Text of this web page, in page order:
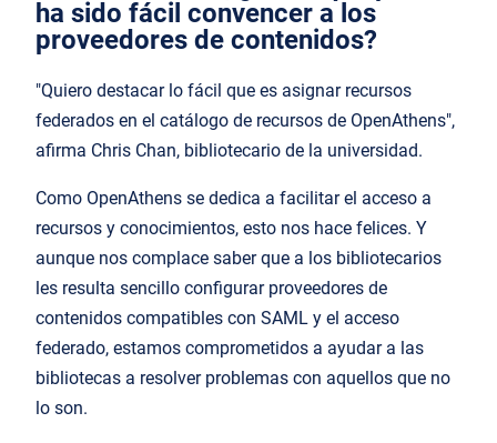
ha sido fácil convencer a los
proveedores de contenidos?
"Quiero destacar lo fácil que es asignar recursos
federados en el catálogo de recursos de OpenAthens",
afirma Chris Chan, bibliotecario de la universidad.
Como OpenAthens se dedica a facilitar el acceso a
recursos y conocimientos, esto nos hace felices. Y
aunque nos complace saber que a los bibliotecarios
les resulta sencillo configurar proveedores de
contenidos compatibles con SAML y el acceso
federado, estamos comprometidos a ayudar a las
bibliotecas a resolver problemas con aquellos que no
lo son.